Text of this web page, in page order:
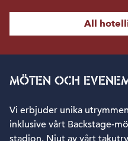
All
MÖTEN OCH
Vi erbjuder unika
inklusive vårt Backstage-
stadion. Njut av vårt